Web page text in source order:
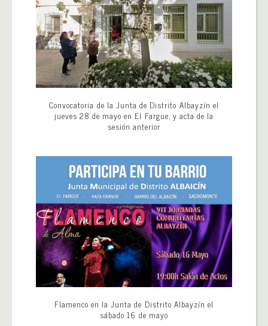
Convocatoria de la Junta de Distrito Albayzín el
jueves 28 de mayo en El Fargue, y acta de la
sesión anterior
Flamenco en la Junta de Distrito Albayzín el
sábado 16 de mayo